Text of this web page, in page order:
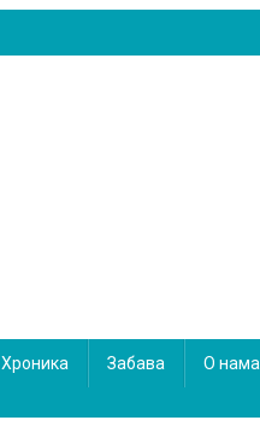
Хроника Забава О нама